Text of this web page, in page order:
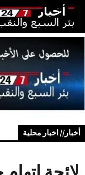
أخبار// اخبار محلية